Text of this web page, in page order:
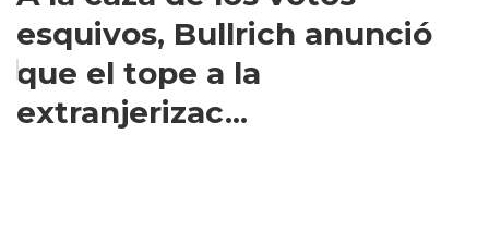
esquivos, Bullrich anunció
que el tope a la
extranjerizac...